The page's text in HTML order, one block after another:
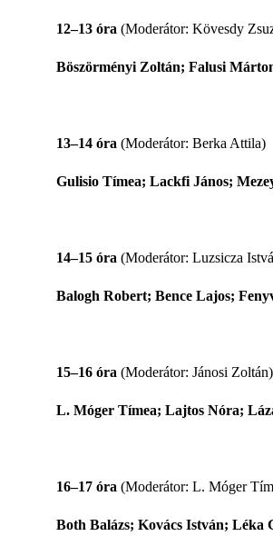
12–13 óra (Moderátor: Kövesdy
Böszörményi Zoltán; Falusi
13–14 óra (Moderátor: Berka Attila)
Gulisio Tímea; Lackfi János;
14–15 óra (Moderátor: Luzsicza
Balogh Robert; Bence Lajos;
15–16 óra (Moderátor: Jánosi Zoltán)
L. Móger Tímea; Lajtos Nóra;
16–17 óra (Moderátor: L. Móger
Both Balázs; Kovács István; Léka